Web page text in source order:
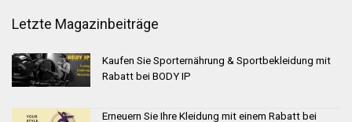
Letzte Magazinbeiträge
Kaufen Sie Sporternährung & Sportbekleidung mit
Rabatt bei BODY IP
Erneuern Sie Ihre Kleidung mit einem Rabatt bei